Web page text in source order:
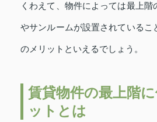
くわえて、物件によっては最上階
やサンルームが設置されているこ
のメリットといえるでしょう。
賃貸物件の最上階
ットとは